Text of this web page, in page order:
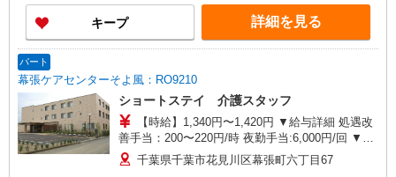
れる手当を含みます。 ※介護福祉士のみ、特別職
務手当も含む ◎残業時は別途時間外手当支給（超
過1分〜） ◎賞与 基本給2.08ヶ月分/年支給
キープ 詳細を見る
パート
幕張ケアセンターそよ風：RO9210
ショートステイ 介護スタッフ
【時給】1,340円〜1,420円 ▼給与詳細 処遇改
善手当：200〜220円/時 夜勤手当:6,000円/回 ▼下
記別途支給 通勤手当 年末年始手当：380円/時 寸
志あり：年2回（6月・12月） ※業績による ※処
千葉県千葉市花見川区幕張町六丁目67